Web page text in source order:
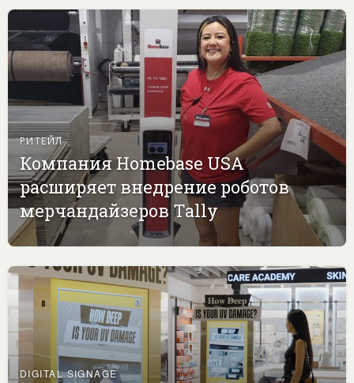
РИТЕЙЛ
Компания Homebase USA
расширяет внедрение роботов
мерчандайзеров Tally
DIGITAL SIGNAGE